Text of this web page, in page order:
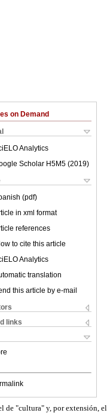
on Demand
Analytics
Scholar H5M5 (2019)
(pdf)
in xml format
references
to cite this article
Analytics
translation
this article by e-mail
links
de "cultura" y, por extensión, el